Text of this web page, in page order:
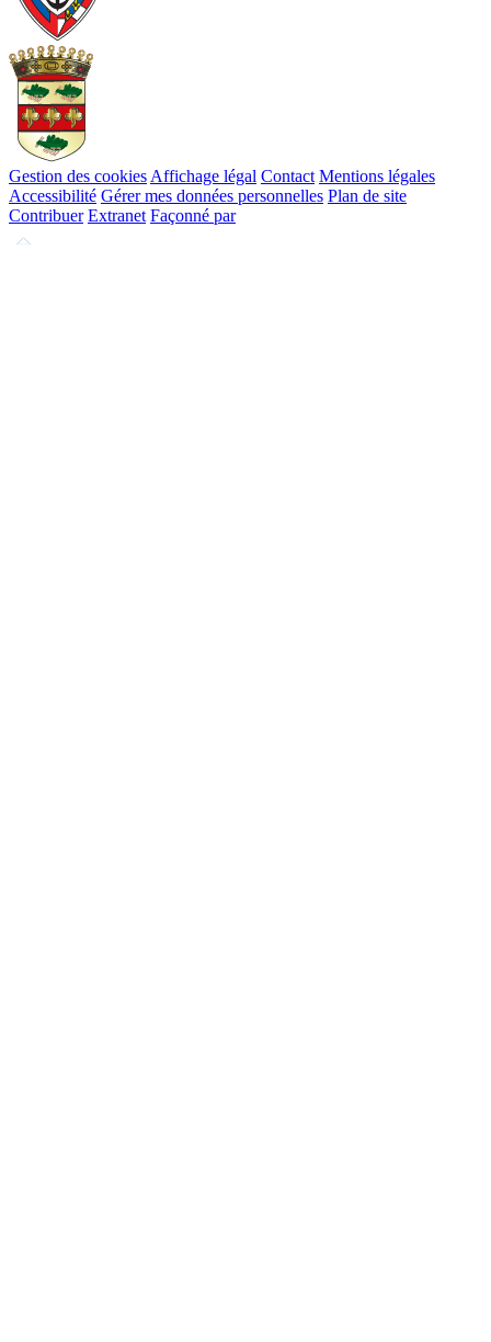
Gestion des cookies Affichage légal Contact Mentions légales
Accessibilité Gérer mes données personnelles Plan de site
Contribuer Extranet Façonné par